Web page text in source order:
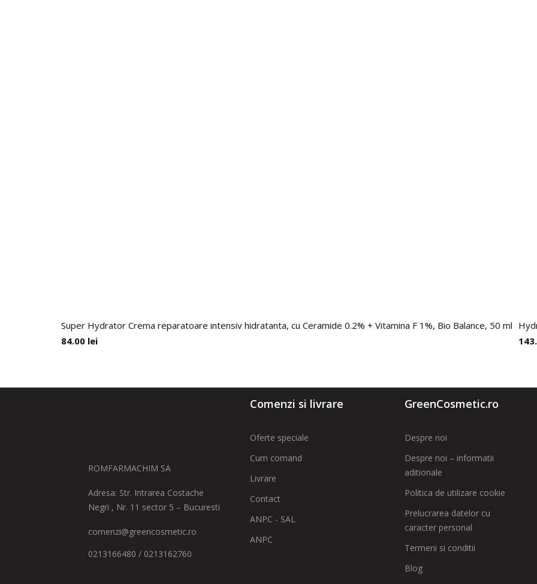
Super Hydrator Crema reparatoare intensiv hidratanta, cu Ceramide 0.2% + Vitamina F 1%, Bio Balance, 50 ml
84.00 lei
ROMFARMACHIM SA
Adresa: Str. Intrarea Costache
Negri , Nr. 11 sector 5 – Bucuresti
comenzi@greencosmetic.ro
0213166480 / 0213162760
Comenzi si livrare
Oferte speciale
Cum comand
Livrare
Contact
ANPC - SAL
ANPC
GreenCosmetic.ro
Despre noi
Despre noi – informatii
aditionale
Politica de utilizare cookie
Prelucrarea datelor cu
caracter personal
Termeni si conditii
Blog